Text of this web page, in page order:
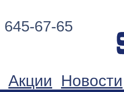
67-65
Акции Новости